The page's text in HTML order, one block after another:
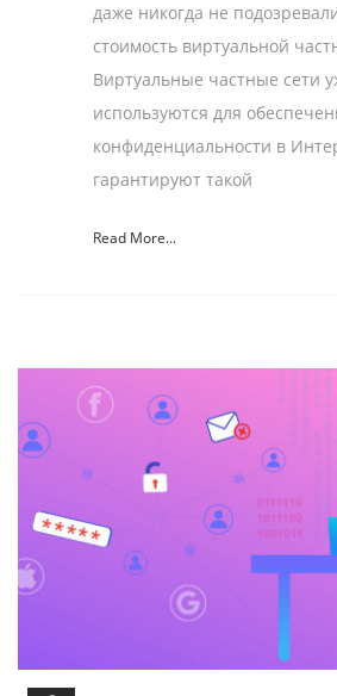
даже никогда не
стоимость виртуальной
Виртуальные частные сети
используются для
конфиденциальности в
гарантируют такой
Read More...